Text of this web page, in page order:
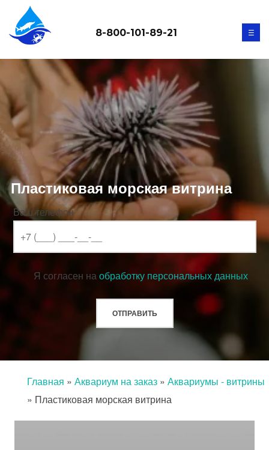
8-800-101-89-21 ☰
Пластиковая морская витрина
Ваш телефон
Я согласен наобработку персональных данных
Главная » Аквариум на заказ» Аквариумы - витрины
» Пластиковая морская витрина